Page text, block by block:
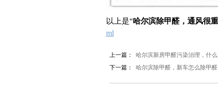
以上是“哈尔滨除甲醛，通风很
ml
上一篇：
哈尔滨新房甲醛污染治理，什
下一篇：
哈尔滨除甲醛，新车怎么除甲